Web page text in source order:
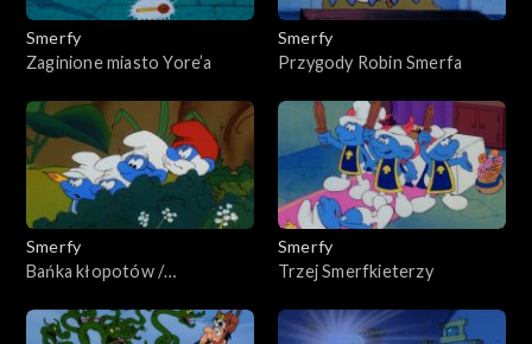
Smerfy
Zaginione miasto Yore’a
Smerfy
Przygody Robin Smerfa
Smerfy
Bańka kłopotów /
Smerfy
Trzej Smerfkieterzy